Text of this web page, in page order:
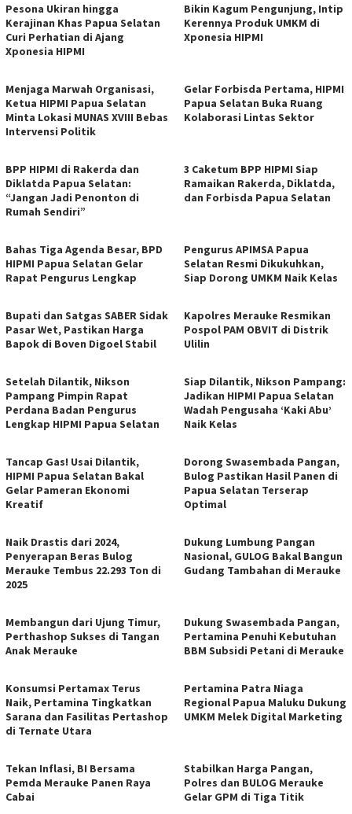
Pesona Ukiran hingga
Kerajinan Khas Papua Selatan
Curi Perhatian di Ajang
Xponesia HIPMI
Bikin Kagum Pengunjung, Intip
Kerennya Produk UMKM di
Xponesia HIPMI
Menjaga Marwah Organisasi,
Ketua HIPMI Papua Selatan
Minta Lokasi MUNAS XVIII Bebas
Intervensi Politik
Gelar Forbisda Pertama, HIPMI
Papua Selatan Buka Ruang
Kolaborasi Lintas Sektor
BPP HIPMI di Rakerda dan
Diklatda Papua Selatan:
“Jangan Jadi Penonton di
Rumah Sendiri”
3 Caketum BPP HIPMI Siap
Ramaikan Rakerda, Diklatda,
dan Forbisda Papua Selatan
Bahas Tiga Agenda Besar, BPD
HIPMI Papua Selatan Gelar
Rapat Pengurus Lengkap
Pengurus APIMSA Papua
Selatan Resmi Dikukuhkan,
Siap Dorong UMKM Naik Kelas
Bupati dan Satgas SABER Sidak
Pasar Wet, Pastikan Harga
Bapok di Boven Digoel Stabil
Kapolres Merauke Resmikan
Pospol PAM OBVIT di Distrik
Ulilin
Setelah Dilantik, Nikson
Pampang Pimpin Rapat
Perdana Badan Pengurus
Lengkap HIPMI Papua Selatan
Siap Dilantik, Nikson Pampang:
Jadikan HIPMI Papua Selatan
Wadah Pengusaha ‘Kaki Abu’
Naik Kelas
Tancap Gas! Usai Dilantik,
HIPMI Papua Selatan Bakal
Gelar Pameran Ekonomi
Kreatif
Dorong Swasembada Pangan,
Bulog Pastikan Hasil Panen di
Papua Selatan Terserap
Optimal
Naik Drastis dari 2024,
Penyerapan Beras Bulog
Merauke Tembus 22.293 Ton di
2025
Dukung Lumbung Pangan
Nasional, GULOG Bakal Bangun
Gudang Tambahan di Merauke
Membangun dari Ujung Timur,
Perthashop Sukses di Tangan
Anak Merauke
Dukung Swasembada Pangan,
Pertamina Penuhi Kebutuhan
BBM Subsidi Petani di Merauke
Konsumsi Pertamax Terus
Naik, Pertamina Tingkatkan
Sarana dan Fasilitas Pertashop
di Ternate Utara
Pertamina Patra Niaga
Regional Papua Maluku Dukung
UMKM Melek Digital Marketing
Tekan Inflasi, BI Bersama
Pemda Merauke Panen Raya
Cabai
Stabilkan Harga Pangan,
Polres dan BULOG Merauke
Gelar GPM di Tiga Titik